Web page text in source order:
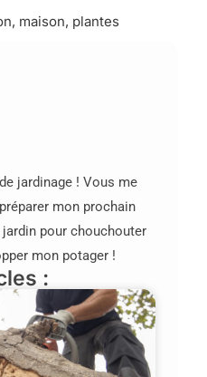
, maison, plantes
jardinage ! Vous me
mon prochain
pour chouchouter
mon potager !
: